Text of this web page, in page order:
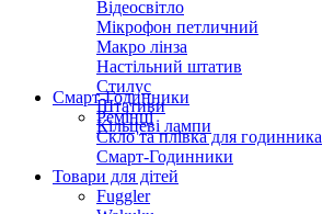
Відеосвітло
Мікрофон петличний
Макро лінза
Настільний штатив
Стилус
Штативи
Кільцеві лампи
Смарт-Годинники
Ремінці
Скло та плівка для годинника
Смарт-Годинники
Товари для дітей
Fuggler